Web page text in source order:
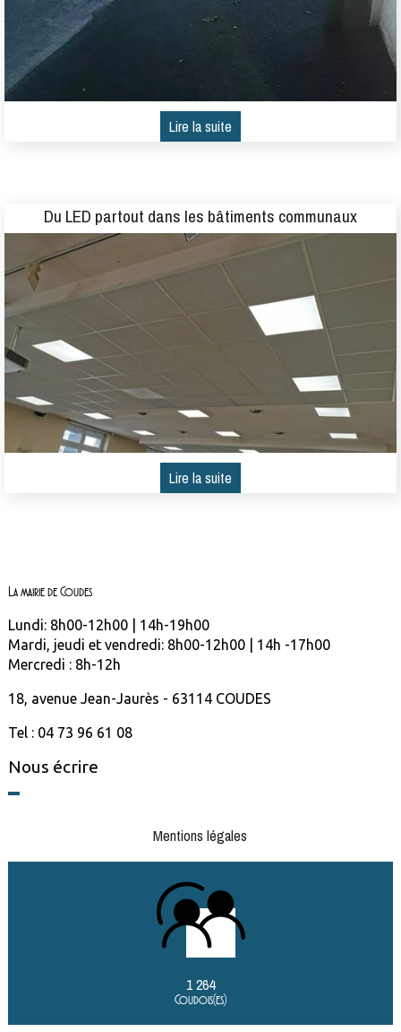
Du LED partout dans les bâtiments communaux
La mairie de Coudes
Lundi: 8h00-12h00 | 14h-19h00
Mardi, jeudi et vendredi: 8h00-12h00 | 14h -17h00
Mercredi : 8h-12h
18, avenue Jean-Jaurès - 63114 COUDES
Tel : 04 73 96 61 08
Nous écrire
Mentions légales
1 264
Coudois(es)